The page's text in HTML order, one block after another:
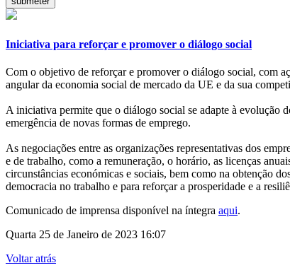
Iniciativa para reforçar e promover o diálogo social
Com o objetivo de reforçar e promover o diálogo social, com
angular da economia social de mercado da UE e da sua
A iniciativa permite que o diálogo social se adapte à evolução
emergência de novas formas de emprego.
As negociações entre as organizações representativas dos
e de trabalho, como a remuneração, o horário, as licenças
circunstâncias económicas e sociais, bem como na obtenção
democracia no trabalho e para reforçar a prosperidade e a
Comunicado de imprensa disponível na íntegra aqui.
Quarta 25 de Janeiro de 2023 16:07
Voltar atrás